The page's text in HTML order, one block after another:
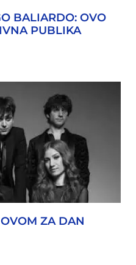
BALIARDO: OVO
PUBLIKA
ZA DAN